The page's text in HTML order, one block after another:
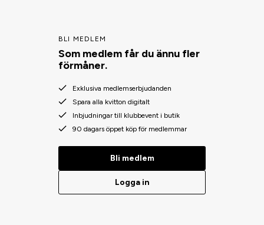
BLI MEDLEM
Som medlem får du ännu fler
förmåner.
Exklusiva medlemserbjudanden
Spara alla kvitton digitalt
Inbjudningar till klubbevent i butik
90 dagars öppet köp för medlemmar
Bli medlem
Logga in